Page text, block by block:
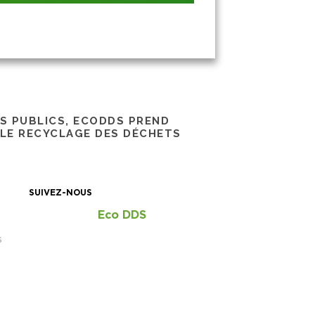
PUBLICS, ECODDS PREND
RECYCLAGE DES DÉCHETS
SUIVEZ-NOUS
Eco DDS